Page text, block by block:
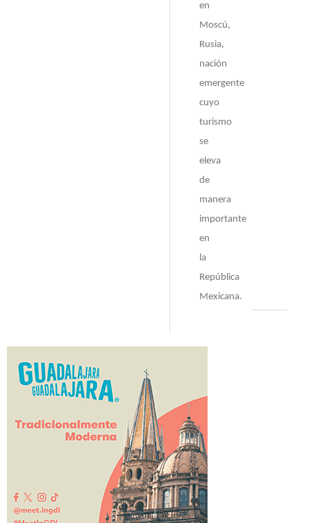
en
Moscú,
Rusia,
nación
emergente
cuyo
turismo
se
eleva
de
manera
importante
en
la
República
Mexicana.